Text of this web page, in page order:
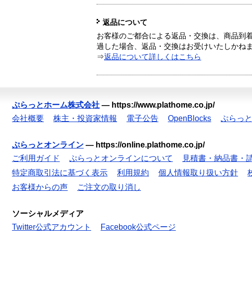
返品について
お客様のご都合による返品・交換は、商品到
過した場合、返品・交換はお受けいたしかねま
⇒返品について詳しくはこちら
ぷらっとホーム株式会社 — https://www.plathome.co.jp/
会社概要
株主・投資家情報 電子公告 OpenBlocks ぷらっ
ぷらっとオンライン — https://online.plathome.co.jp/
ご利用ガイド
ぷらっとオンラインについて 見積書・納品書・
特定商取引法に基づく表示
利用規約 個人情報取り扱い方針
お客様からの声
ご注文の取り消し
ソーシャルメディア
Twitter公式アカウント
Facebook公式ページ